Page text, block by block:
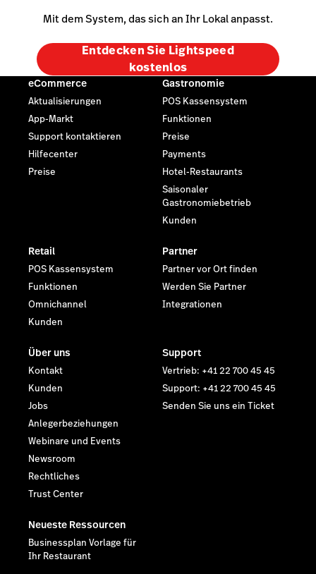
Mit dem System, das sich an Ihr Lokal anpasst.
Entdecken Sie Lightspeed
kostenlos
eCommerce
Aktualisierungen
App-Markt
Support kontaktieren
Hilfecenter
Preise
Gastronomie
POS Kassensystem
Funktionen
Preise
Payments
Hotel-Restaurants
Saisonaler
Gastronomiebetrieb
Kunden
Retail
POS Kassensystem
Funktionen
Omnichannel
Kunden
Partner
Partner vor Ort finden
Werden Sie Partner
Integrationen
Über uns
Kontakt
Kunden
Jobs
Anlegerbeziehungen
Webinare und Events
Newsroom
Rechtliches
Trust Center
Support
Vertrieb: +41 22 700 45 45
Support: +41 22 700 45 45
Senden Sie uns ein Ticket
Neueste Ressourcen
Businessplan Vorlage für
Ihr Restaurant